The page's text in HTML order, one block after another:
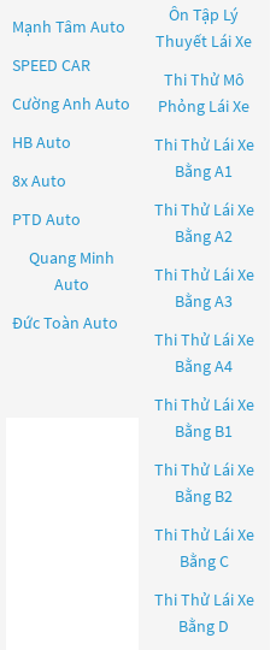
Mạnh Tâm Auto
SPEED CAR
Cường Anh Auto
HB Auto
8x Auto
PTD Auto
Quang Minh
Auto
Đức Toàn Auto
Ôn Tập Lý
Thuyết Lái Xe
Thi Thử Mô
Phỏng Lái Xe
Thi Thử Lái Xe
Bằng A1
Thi Thử Lái Xe
Bằng A2
Thi Thử Lái Xe
Bằng A3
Thi Thử Lái Xe
Bằng A4
Thi Thử Lái Xe
Bằng B1
Thi Thử Lái Xe
Bằng B2
Thi Thử Lái Xe
Bằng C
Thi Thử Lái Xe
Bằng D